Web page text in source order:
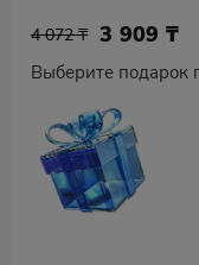
4 072 ₸ 3 909₸
Выберите подарок